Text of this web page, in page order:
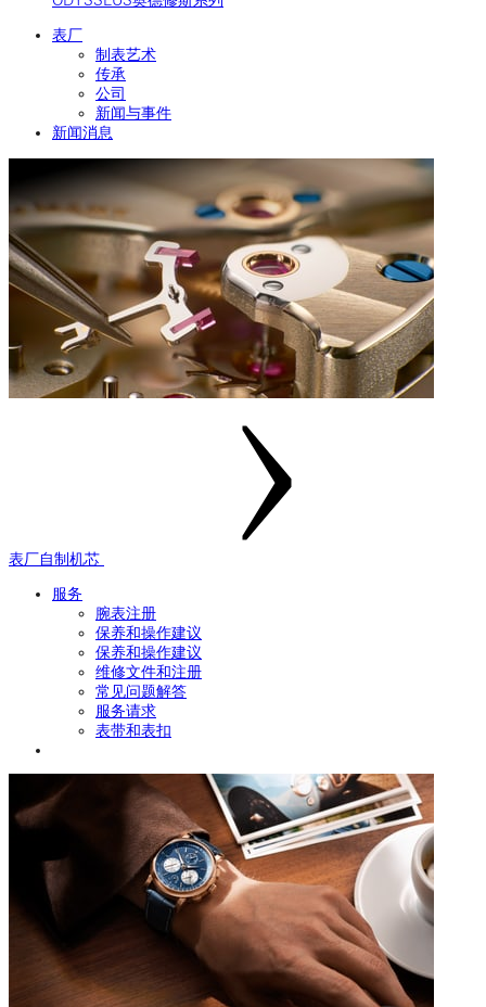
表厂
制表艺术
传承
公司
新闻与事件
新闻消息
表厂自制机芯
服务
腕表注册
保养和操作建议
保养和操作建议
维修文件和注册
常见问题解答
服务请求
表带和表扣